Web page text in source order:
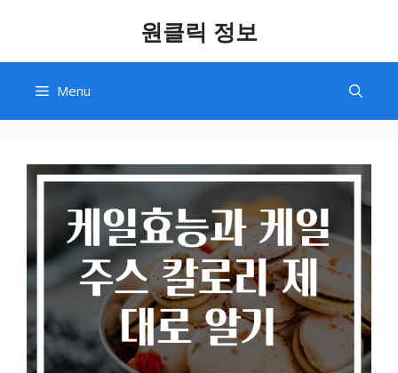
content
원클릭 정보
Menu